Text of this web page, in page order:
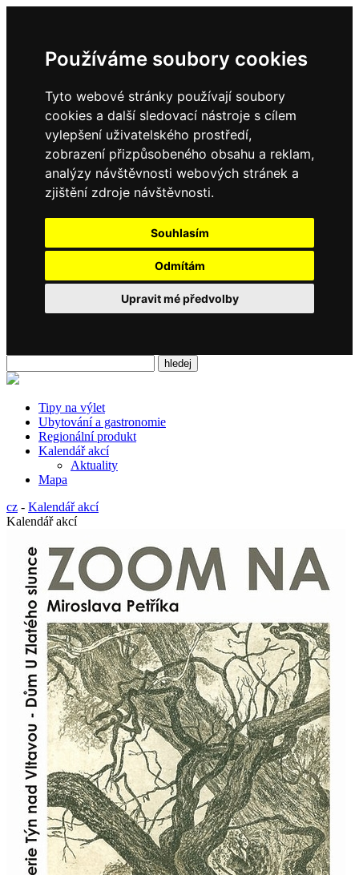
Používáme soubory cookies
Tyto webové stránky používají soubory
cookies a další sledovací nástroje s cílem
vylepšení uživatelského prostředí,
zobrazení přizpůsobeného obsahu a reklam,
analýzy návštěvnosti webových stránek a
zjištění zdroje návštěvnosti.
Souhlasím
Odmítám
Upravit mé předvolby
Tipy na výlet
Ubytování a gastronomie
Regionální produkt
Kalendář akcí
Aktuality
Mapa
cz - Kalendář akcí
Kalendář akcí